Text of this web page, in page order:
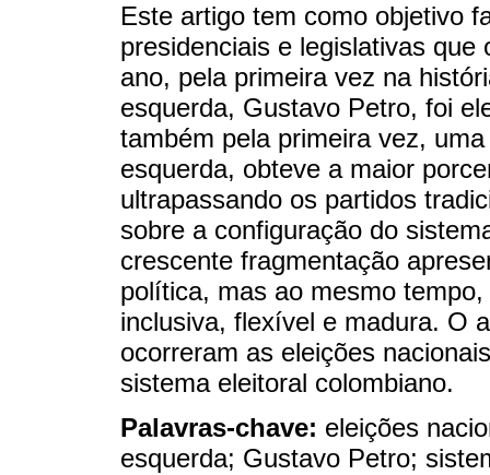
Este artigo tem como objetivo
presidenciais e legislativas
ano, pela primeira vez na
esquerda, Gustavo Petro, foi
também pela primeira vez,
esquerda, obteve a maior
ultrapassando os partidos
sobre a configuração do
crescente fragmentação
política, mas ao mesmo
inclusiva, flexível e madura. O
ocorreram as eleições
sistema eleitoral colombiano.
Palavras-chave: eleições
esquerda; Gustavo Petro;